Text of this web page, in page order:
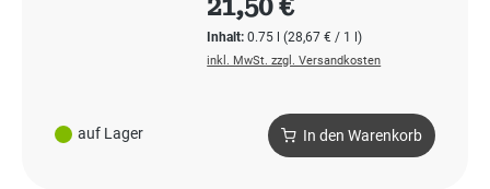
auf Lager
Inhalt:0.75 l(28,67 € / 1 l)
inkl. MwSt. zzgl. Versandkosten
In den Warenkorb